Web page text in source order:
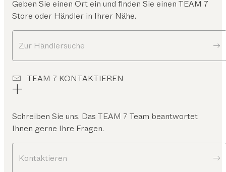
Geben Sie einen Ort ein und finden Sie einen TEAM 7
Store oder Händler in Ihrer Nähe.
Zur Händlersuche
TEAM 7 KONTAKTIEREN
Schreiben Sie uns. Das TEAM 7 Team beantwortet
Ihnen gerne Ihre Fragen.
Kontaktieren